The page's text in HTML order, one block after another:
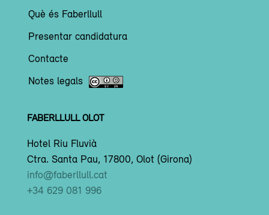
Què és Faberllull
Presentar candidatura
Contacte
Notes legals
FABERLLULL OLOT
Hotel Riu Fluvià
Ctra. Santa Pau, 17800, Olot (Girona)
info@faberllull.cat
+34 629 081 996